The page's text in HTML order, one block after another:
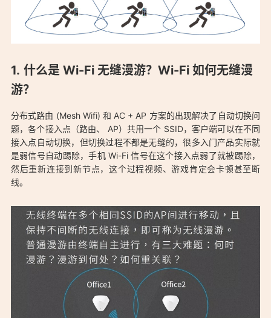
什么是 Wi-Fi 无缝漫游？Wi-Fi 如何无缝漫
游？
分布式路由 (Mesh Wifi) 和 AC + AP 方案的出现解决了自动切换问
题，各个接入点（路由、 AP）共用一个 SSID，客户端可以在不同
接入点自动切换，但切换过程不都是无缝的，很多入门产品实际就
是弱信号自动踢除，手机 Wi-Fi 信号在这个接入点弱了就被踢除，
然后重新连接到新节点，这个过程视频、游戏肯定会卡顿甚至断
线。
「支持 kvr 协议（802.11r/k/v）快速漫游 802.11kvr 无缝漫游无
线路由器 查询列表：https://ostarted.com/153」